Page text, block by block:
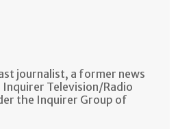
journalist, a former news
Television/Radio
the Inquirer Group of